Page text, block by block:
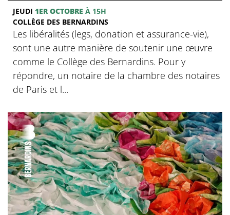
JEUDI 1ER OCTOBRE À 15H
COLLÈGE DES BERNARDINS
Les libéralités (legs, donation et assurance-vie),
sont une autre manière de soutenir une œuvre
comme le Collège des Bernardins. Pour y
répondre, un notaire de la chambre des notaires
de Paris et l...